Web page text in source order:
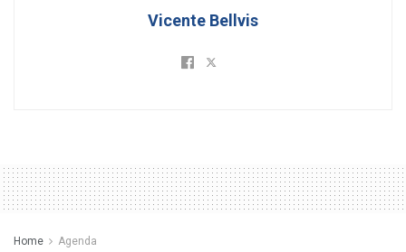
Vicente Bellvis
Home Agenda